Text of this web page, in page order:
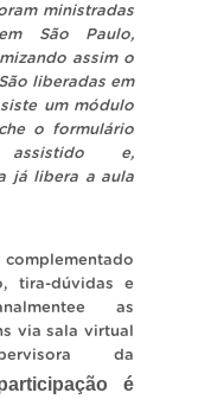
ministradas
São Paulo,
assim o
liberadas em
um módulo
o formulário
e,
já libera a aula
tira-dúvidas e
as
via sala virtual
da
é